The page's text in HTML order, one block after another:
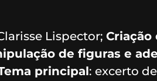
Lispector; Criação
de figuras e
principal: excerto